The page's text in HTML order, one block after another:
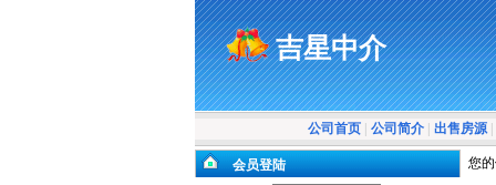
吉星中介
公司首页 公司简介 出售房源
会员登陆
您